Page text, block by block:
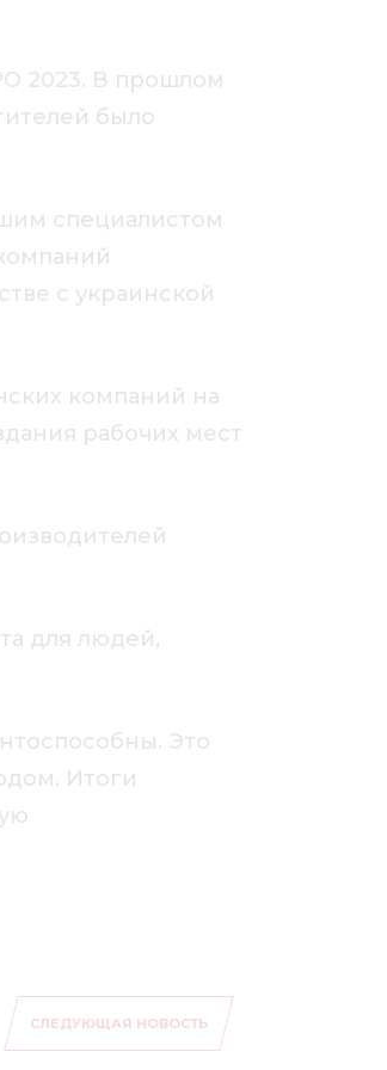
2023. В прошлом
было
специалистом
с украинской
компаний на
рабочих мест
для людей,
Это
Итоги
СЛЕДУЮЩАЯ НОВОСТЬ